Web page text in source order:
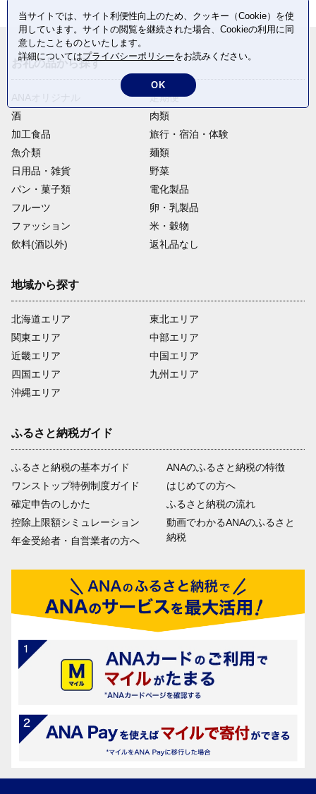
お礼の品から探す
定期便
酒
肉類
加工食品
旅行・宿泊・体験
魚介類
麺類
日用品・雑貨
野菜
パン・菓子類
電化製品
フルーツ
卵・乳製品
ファッション
米・穀物
飲料(酒以外)
返礼品なし
地域から探す
北海道エリア
関東エリア
近畿エリア
四国エリア
沖縄エリア
東北エリア
中部エリア
中国エリア
九州エリア
ふるさと納税ガイド
ふるさと納税の基本ガイド
ワンストップ特例制度ガイド
確定申告のしかた
控除上限額シミュレーション
年金受給者・自営業者の方へ
ANAのふるさと納税の特徴
はじめての方へ
ふるさと納税の流れ
動画でわかるANAのふるさと
納税
当サイトでは、サイト利便性向上のため、クッキー（Cookie）を使
用しています。サイトの閲覧を継続された場合、Cookieの利用に同
意したことものといたします。
詳細についてはプライバシーポリシーをお読みください。
OK